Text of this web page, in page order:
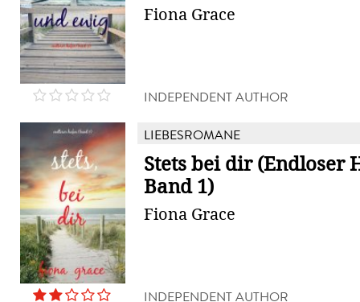
Fiona Grace
INDEPENDENT AUTHOR
LIEBESROMANE
Stets bei dir (Endloser
Band 1)
Fiona Grace
INDEPENDENT AUTHOR